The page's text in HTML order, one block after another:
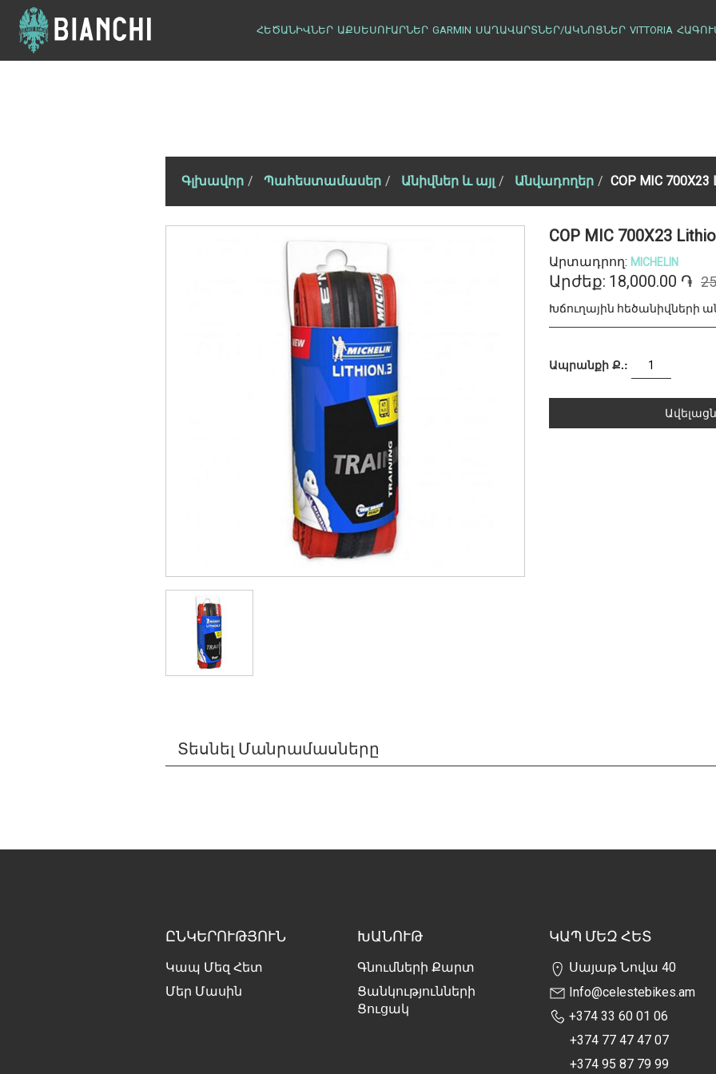
ՀԵԾԱՆԻՎՆԵՐ ԱՔՍԵՍՈՒԱՐՆԵՐ GARMIN ՍԱՂԱՎԱՐՏՆԵՐ/ԱԿՆՈՑՆԵՐ VITTORIA
Գլխավոր Պահեստամասեր Անիվներ և այլ Անվադողեր COP MIC 700X23
COP MIC 700X23
Արտադրող: MICHELIN
Արժեք: 18,000.00 ֏
Խճուղային հեծանիվների
Ապրանքի Ք.:
Տեսնել Մանրամասները
ԸՆԿԵՐՈՒԹՅՈՒՆ
Կապ Մեզ Հետ
Մեր Մասին
ԽԱՆՈՒԹ
Գնումների Քարտ
Ցանկությունների
Ցուցակ
ԿԱՊ ՄԵԶ ՀԵՏ
Սայաթ Նովա 40
Info@celestebikes.am
+374 33 60 01 06
+374 77 47 47 07
+374 95 87 79 99